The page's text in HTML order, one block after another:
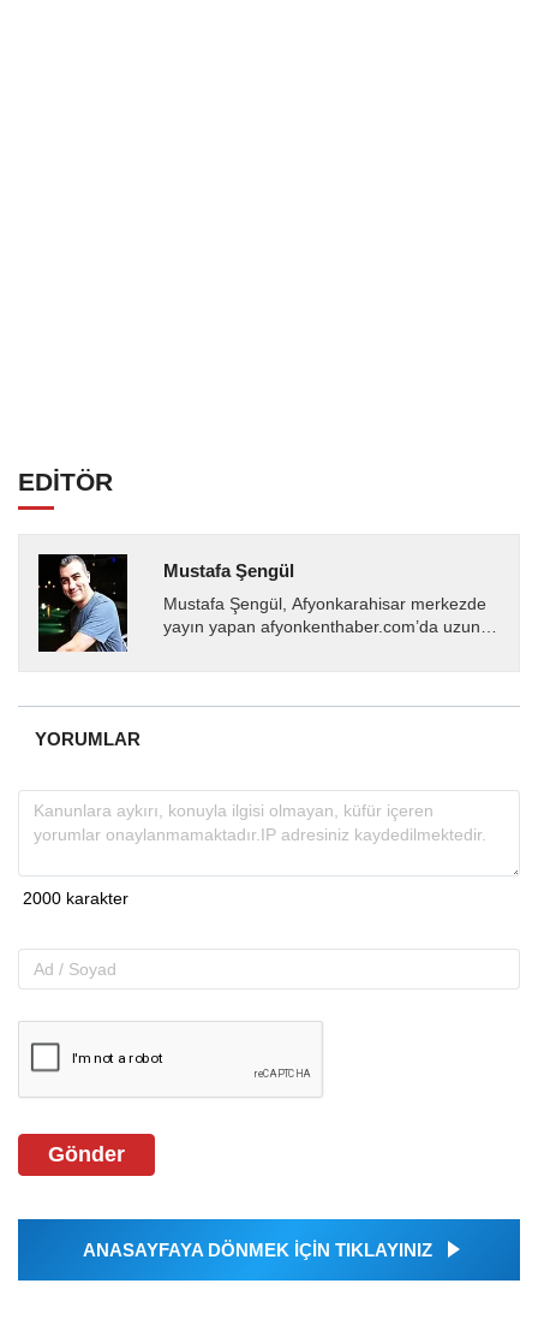
EDİTÖR
Mustafa Şengül
Mustafa Şengül, Afyonkarahisar merkezde
yayın yapan afyonkenthaber.com’da uzun
almakta, haber akışı...
YORUMLAR
Gönder
ANASAYFAYA DÖNMEK İÇİN TIKLAYINIZ